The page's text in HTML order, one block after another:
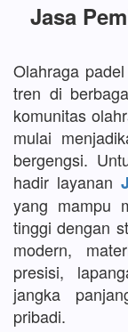
Jasa
Olahraga
tren di
komunitas
mulai
bergengsi.
hadir layanan
yang mampu
tinggi dengan
modern,
presisi,
jangka
pribadi.